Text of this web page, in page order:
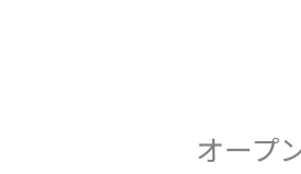
オープ